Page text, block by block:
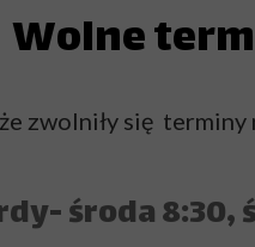
Wolne
zwolniły się
środa 8:30,